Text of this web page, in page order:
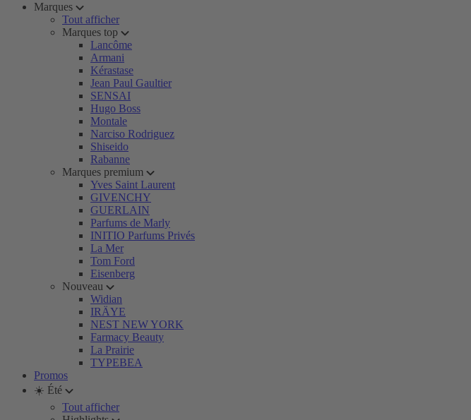
Marques
Tout afficher
Marques top
Lancôme
Armani
Kérastase
Jean Paul Gaultier
SENSAI
Hugo Boss
Montale
Narciso Rodriguez
Shiseido
Rabanne
Marques premium
Yves Saint Laurent
GIVENCHY
GUERLAIN
Parfums de Marly
INITIO Parfums Privés
La Mer
Tom Ford
Eisenberg
Nouveau
Widian
IRÄYE
NEST NEW YORK
Farmacy Beauty
La Prairie
TYPEBEA
Promos
☀️ Été
Tout afficher